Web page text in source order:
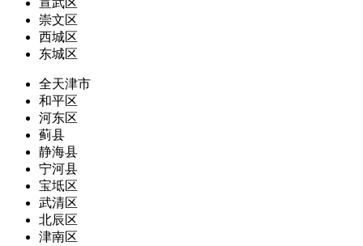
宣武区
崇文区
西城区
东城区
全天津市
和平区
河东区
蓟县
静海县
宁河县
宝坻区
武清区
北辰区
津南区